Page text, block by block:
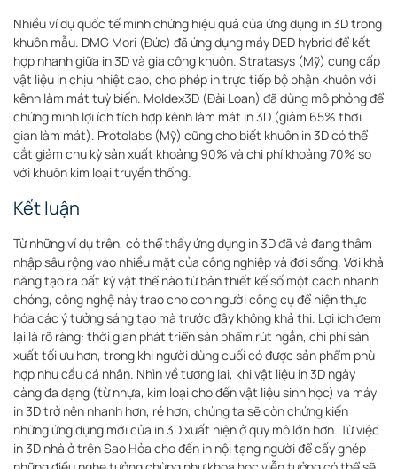
Nhiều ví dụ quốc tế minh chứng hiệu quả của ứng dụng in 3D trong
khuôn mẫu. DMG Mori (Đức) đã ứng dụng máy DED hybrid để kết
hợp nhanh giữa in 3D và gia công khuôn. Stratasys (Mỹ) cung cấp
vật liệu in chịu nhiệt cao, cho phép in trực tiếp bộ phận khuôn với
kênh làm mát tuỳ biến. Moldex3D (Đài Loan) đã dùng mô phỏng để
chứng minh lợi ích tích hợp kênh làm mát in 3D (giảm 65% thời
gian làm mát). Protolabs (Mỹ) cũng cho biết khuôn in 3D có thể
cắt giảm chu kỳ sản xuất khoảng 90% và chi phí khoảng 70% so
với khuôn kim loại truyền thống.
Kết luận
Từ những ví dụ trên, có thể thấy ứng dụng in 3D đã và đang thâm
nhập sâu rộng vào nhiều mặt của công nghiệp và đời sống. Với khả
năng tạo ra bất kỳ vật thể nào từ bản thiết kế số một cách nhanh
chóng, công nghệ này trao cho con người công cụ để hiện thực
hóa các ý tưởng sáng tạo mà trước đây không khả thi. Lợi ích đem
lại là rõ ràng: thời gian phát triển sản phẩm rút ngắn, chi phí sản
xuất tối ưu hơn, trong khi người dùng cuối có được sản phẩm phù
hợp nhu cầu cá nhân. Nhìn về tương lai, khi vật liệu in 3D ngày
càng đa dạng (từ nhựa, kim loại cho đến vật liệu sinh học) và máy
in 3D trở nên nhanh hơn, rẻ hơn, chúng ta sẽ còn chứng kiến
những ứng dụng mới của in 3D xuất hiện ở quy mô lớn hơn. Từ việc
in 3D nhà ở trên Sao Hỏa cho đến in nội tạng người để cấy ghép –